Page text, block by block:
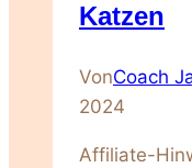
Katzen
VonCoach
2024
Affiliate-